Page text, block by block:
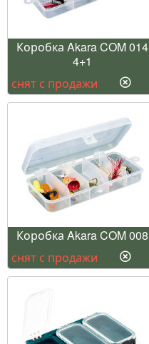
Коробка Akara COM 014
4+1
снят с продажи
Коробка Akara COM 008
снят с продажи